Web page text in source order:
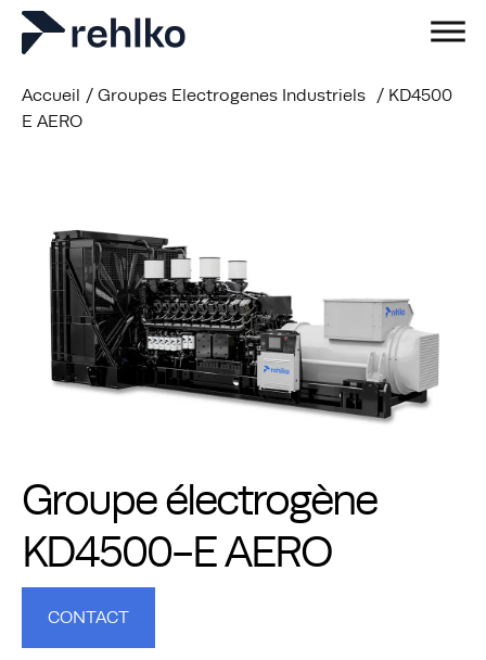
Accueil / Groupes Electrogenes Industriels / KD4500
E AERO
Groupe électrogène
KD4500-E AERO
CONTACT